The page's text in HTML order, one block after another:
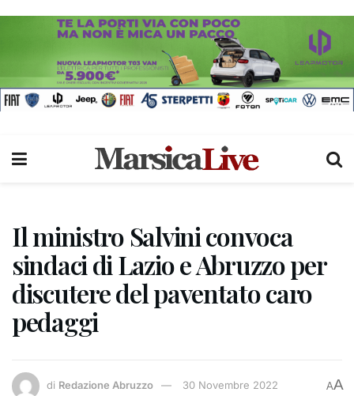
Il ministro Salvini convoca
sindaci di Lazio e Abruzzo per
discutere del paventato caro
pedaggi
di Redazione Abruzzo 30 Novembre 2022 AA